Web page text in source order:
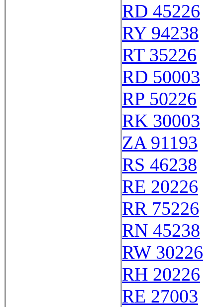
RD 45226
RY 94238
RT 35226
RD 50003
RP 50226
RK 30003
ZA 91193
RS 46238
RE 20226
RR 75226
RN 45238
RW 30226
RH 20226
RE 27003